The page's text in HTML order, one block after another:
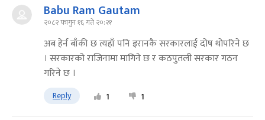
Babu Ram Gautam
२०८२ फागुन १६ गते २०:२१
अब हेर्न बाँकी छ त्यहाँ पनि इरानकै सरकारलाई दोष थोपरिने छ
। सरकारको राजिनामा मागिने छ र कठपुतली सरकार गठन
गरिने छ ।
Reply 1 1